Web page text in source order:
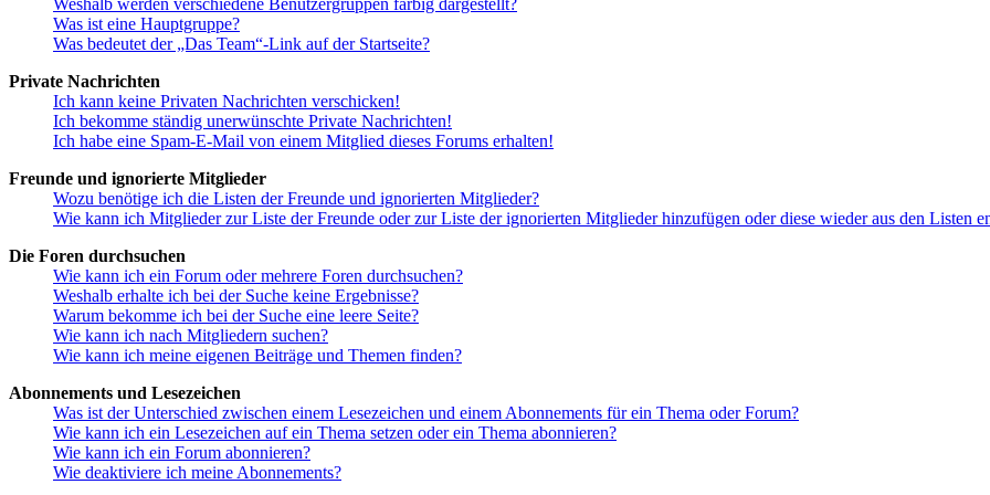
Was ist eine Hauptgruppe?
Was bedeutet der „Das Team“-Link auf der Startseite?
Private Nachrichten
Ich kann keine Privaten Nachrichten verschicken!
Ich bekomme ständig unerwünschte Private Nachrichten!
Ich habe eine Spam-E-Mail von einem Mitglied dieses Forums erhalten!
Freunde und ignorierte Mitglieder
Wozu benötige ich die Listen der Freunde und ignorierten Mitglieder?
Wie kann ich Mitglieder zur Liste der Freunde oder zur Liste der ignorierten Mitglieder hinzufügen oder diese wieder aus den Listen
Die Foren durchsuchen
Wie kann ich ein Forum oder mehrere Foren durchsuchen?
Weshalb erhalte ich bei der Suche keine Ergebnisse?
Warum bekomme ich bei der Suche eine leere Seite?
Wie kann ich nach Mitgliedern suchen?
Wie kann ich meine eigenen Beiträge und Themen finden?
Abonnements und Lesezeichen
Was ist der Unterschied zwischen einem Lesezeichen und einem Abonnements für ein Thema oder Forum?
Wie kann ich ein Lesezeichen auf ein Thema setzen oder ein Thema abonnieren?
Wie kann ich ein Forum abonnieren?
Wie deaktiviere ich meine Abonnements?